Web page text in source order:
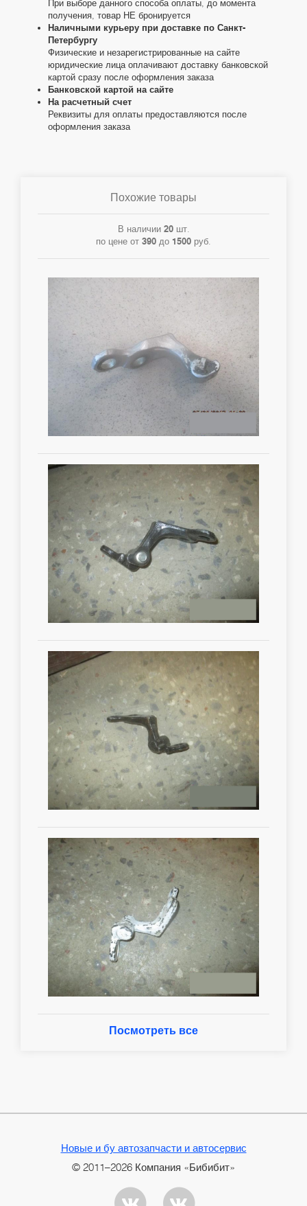
При выборе данного способа оплаты, до момента
получения, товар НЕ бронируется
Наличными курьеру при доставке по Санкт-
Петербургу
Физические и незарегистрированные на сайте
юридические лица оплачивают доставку банковской
картой сразу после оформления заказа
Банковской картой на сайте
На расчетный счет
Реквизиты для оплаты предоставляются после
оформления заказа
Похожие товары
В наличии 20шт.
по цене от 390 до 1500 руб.
Посмотреть все
Новые и бу автозапчасти и автосервис
© 2011–2026 Компания «Бибибит»